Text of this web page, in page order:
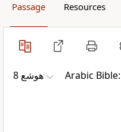
Passage Resources
ﻫﻮﺷﻊ 8 Arabic